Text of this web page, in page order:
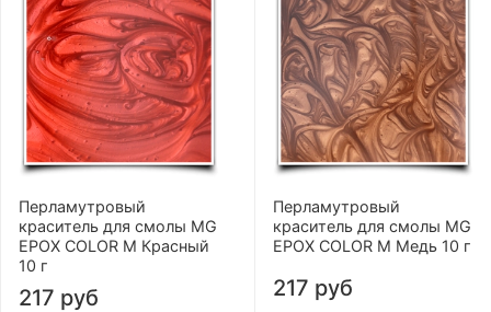
Перламутровый
краситель для смолы MG
EPOX COLOR M Красный
10 г
217 руб
Перламутровый
краситель для смолы MG
EPOX COLOR M Медь 10 г
217 руб